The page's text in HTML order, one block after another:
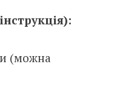
(можна